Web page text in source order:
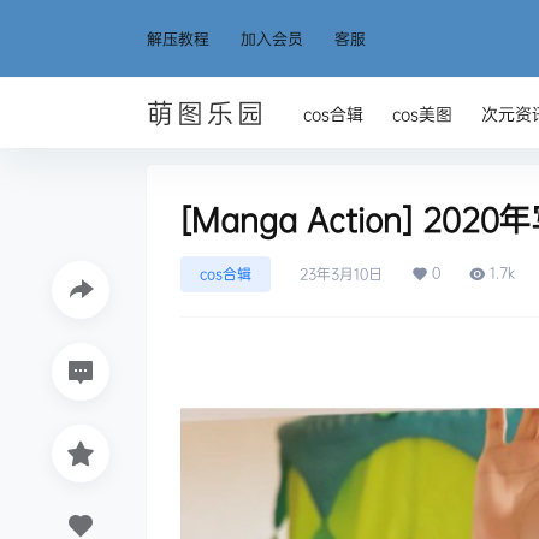
解压教程 加入会员 客服
萌图乐园 cos合辑 cos美图 次元资
[Manga Action] 2020年
cos合辑 23年3月10日 0 1.7k